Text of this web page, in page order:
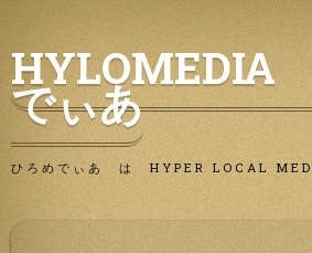
to
content
HYLOMEDIA
でぃあ
ひろめでぃあ は HYPER LOCAL